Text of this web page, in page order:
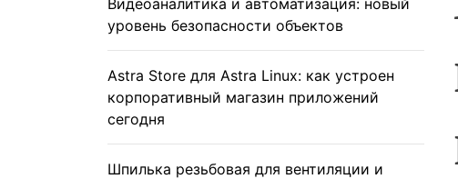
Видеоаналитика и автоматизация: новый
уровень безопасности объектов
Astra Store для Astra Linux: как устроен
корпоративный магазин приложений
сегодня
Шпилька резьбовая для вентиляции и